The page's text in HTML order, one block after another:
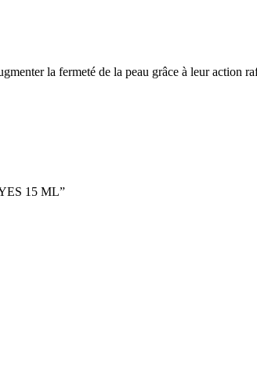
la fermeté de la peau grâce à leur action
15 ML”